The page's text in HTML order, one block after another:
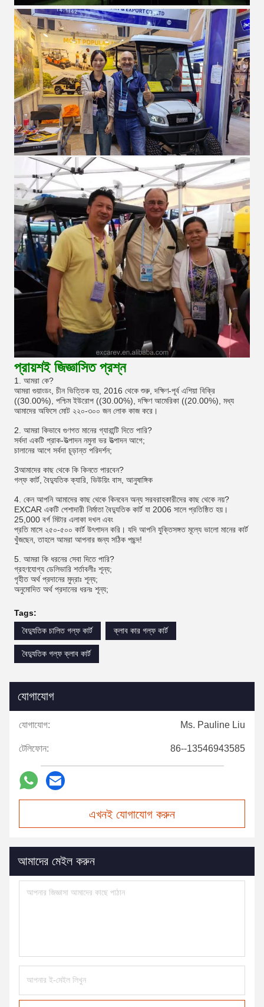
প্রায়শই জিজ্ঞাসিত প্রশ্ন
1. আমরা কে?
আমরা গুয়াংডং, চীন ভিত্তিক হয়, 2016 থেকে শুরু, দক্ষিণ-পূর্ব এশিয়া বিক্রি
((30.00%), পশ্চিম ইউরোপ ((30.00%), দক্ষিণ আমেরিকা ((20.00%), মধ্য
আমাদের অফিসে মোট ২২০-৩০০ জন লোক কাজ করে।
2. আমরা কিভাবে গুণগত মানের গ্যারান্টি দিতে পারি?
সর্বদা একটি প্রাক-উত্পাদন নমুনা ভর উত্পাদন আগে;
চালানের আগে সর্বদা চূড়ান্ত পরিদর্শন;
3আমাদের কাছ থেকে কি কিনতে পারবেন?
গল্ফ কার্ট, বৈদ্যুতিক ক্যারি, ভিউয়িং বাস, আনুষাঙ্গিক
4. কেন আপনি আমাদের কাছ থেকে কিনবেন অন্য সরবরাহকারীদের কাছ থেকে নয়?
EXCAR একটি পেশাদারী নির্মাতা বৈদ্যুতিক কার্ট যা 2006 সালে প্রতিষ্ঠিত হয়।
25,000 বর্গ মিটার এলাকা দখল এবং
প্রতি মাসে ২৫০-৫০০ কার্ট উৎপাদন করি। যদি আপনি যুক্তিসঙ্গত মূল্যে ভালো মানের কার্ট
খুঁজছেন, তাহলে আমরা আপনার জন্য সঠিক পছন্দ!
5. আমরা কি ধরনের সেবা দিতে পারি?
গ্রহণযোগ্য ডেলিভারি শর্তাবলীঃ শূন্য;
গৃহীত অর্থ প্রদানের মুদ্রাঃ শূন্য;
অনুমোদিত অর্থ প্রদানের ধরনঃ শূন্য;
Tags:
বৈদ্যুতিক চালিত গল্ফ কার্ট
ক্লাব কার গল্ফ কার্ট
বৈদ্যুতিক গল্ফ ক্লাব কার্ট
যোগাযোগ
যোগাযোগ: Ms. Pauline Liu
টেলিফোন: 86--13546943585
এখনই যোগাযোগ করুন
আমাদের মেইল করুন